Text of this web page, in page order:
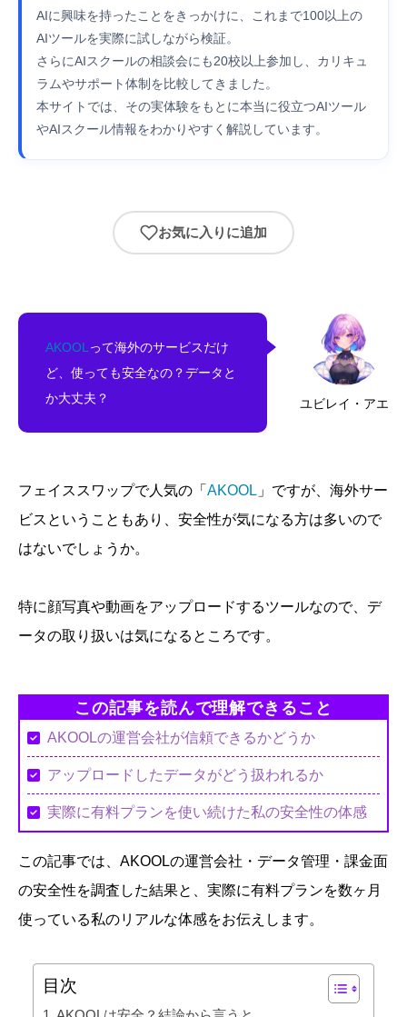
AIに興味を持ったことをきっかけに、これまで100以上の
AIツールを実際に試しながら検証。
さらにAIスクールの相談会にも20校以上参加し、カリキュ
ラムやサポート体制を比較してきました。
本サイトでは、その実体験をもとに本当に役立つAIツール
やAIスクール情報をわかりやすく解説しています。
お気に入りに追加
ユビレイ・アエ
AKOOL って海外のサービスだけ
ど、使っても安全なの？データと
か大丈夫？
フェイススワップで人気の「 AKOOL 」ですが、海外サー
ビスということもあり、安全性が気になる方は多いので
はないでしょうか。
特に顔写真や動画をアップロードするツールなので、デ
ータの取り扱いは気になるところです。
この記事を読んで理解できること
AKOOLの運営会社が信頼できるかどうか
アップロードしたデータがどう扱われるか
実際に有料プランを使い続けた私の安全性の体感
この記事では、AKOOLの運営会社・データ管理・課金面
の安全性を調査した結果と、実際に有料プランを数ヶ月
使っている私のリアルな体感をお伝えします。
目次